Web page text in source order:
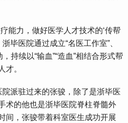
力，做好医学人才技术的‘传帮
毕医院通过成立“名医工作室”、
持续以“输血”“造血”相结合形式帮
才。
派驻过来的张骏，除了是浙毕医
术的他也是浙毕医院脊柱脊髓外
间，张骏带着科室医生成功开展